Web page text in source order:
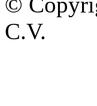
C.V.